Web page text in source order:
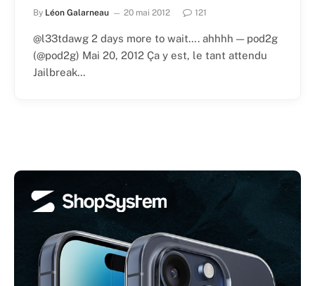
By Léon Galarneau 20 mai 2012 121
@l33tdawg 2 days more to wait…. ahhhh — pod2g
(@pod2g) Mai 20, 2012 Ça y est, le tant attendu
Jailbreak…